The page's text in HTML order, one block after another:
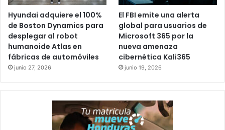
Hyundai adquiere el 100%
de Boston Dynamics para
desplegar al robot
humanoide Atlas en
fábricas de automóviles
junio 27, 2026
El FBI emite una alerta
global para usuarios de
Microsoft 365 por la
nueva amenaza
cibernética Kali365
junio 19, 2026